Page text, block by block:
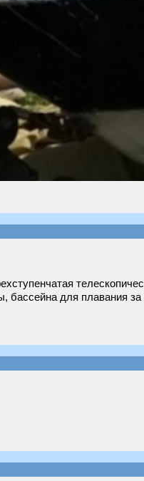
бассейна для плавания